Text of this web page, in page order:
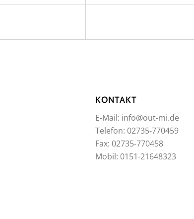
KONTAKT
E-Mail: info@out-mi.de
Telefon: 02735-770459
Fax: 02735-770458
Mobil: 0151-21648323